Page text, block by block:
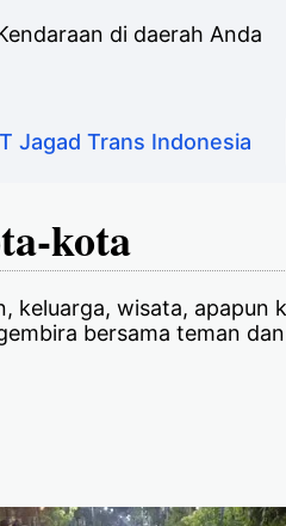
di daerah Anda
Jagad Trans Indonesia
kota
wisata, apapun
bersama teman